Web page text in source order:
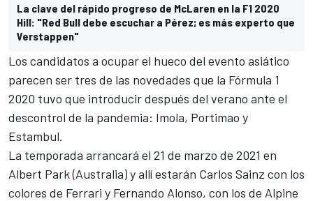
La clave del rápido progreso de McLaren en la F1 2020
Hill: "Red Bull debe escuchar a Pérez; es más experto que
Verstappen"
Los candidatos a ocupar el hueco del evento asiático
parecen ser tres de las novedades que la Fórmula 1
2020 tuvo que introducir después del verano ante el
descontrol de la pandemia: Imola, Portimao y
Estambul.
La temporada arrancará el 21 de marzo de 2021 en
Albert Park (Australia) y allí estarán Carlos Sainz con los
colores de Ferrari y Fernando Alonso, con los de Alpine